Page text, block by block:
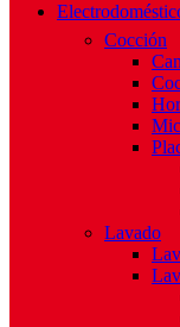
Cocción
Lavado